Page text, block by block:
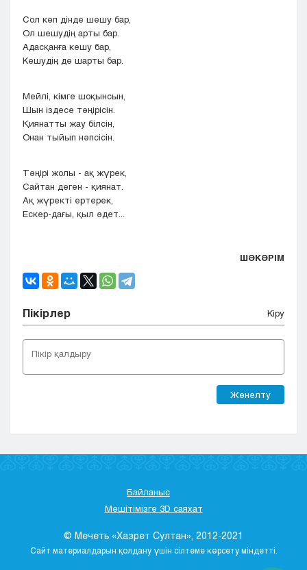
Сол көп дінде шешу бар,
Ол шешудің арты бар.
Адасқанға кешу бар,
Кешудің де шарты бар.
Мейлі, кімге шоқынсын,
Шын іздесе тәңірісін.
Қиянатты жау білсін,
Онан тыйып нәпсісін.
Тәңірі жолы - ақ жүрек,
Сайтан деген - қиянат.
Ақ жүректі ертерек,
Ескер-дағы, қыл әдет...
ШӘКӘРІМ
Пікірлер Кіру
Жөнелту
Байланыс
Мешітімізге 3D саяхат
© Мечеть «Хазрет Султан», 2012-2021
Сайт материалдарын қолдану үшін сілтеме көрсету міндетті.